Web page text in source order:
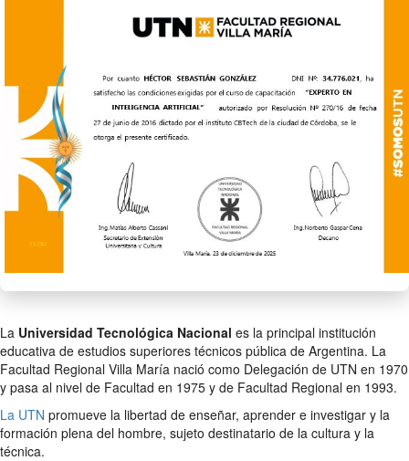
La Universidad Tecnológica Nacional es la principal institución
educativa de estudios superiores técnicos pública de Argentina. La
Facultad Regional Villa María nació como Delegación de UTN en 1970
y pasa al nivel de Facultad en 1975 y de Facultad Regional en 1993.
La UTN promueve la libertad de enseñar, aprender e investigar y la
formación plena del hombre, sujeto destinatario de la cultura y la
técnica.